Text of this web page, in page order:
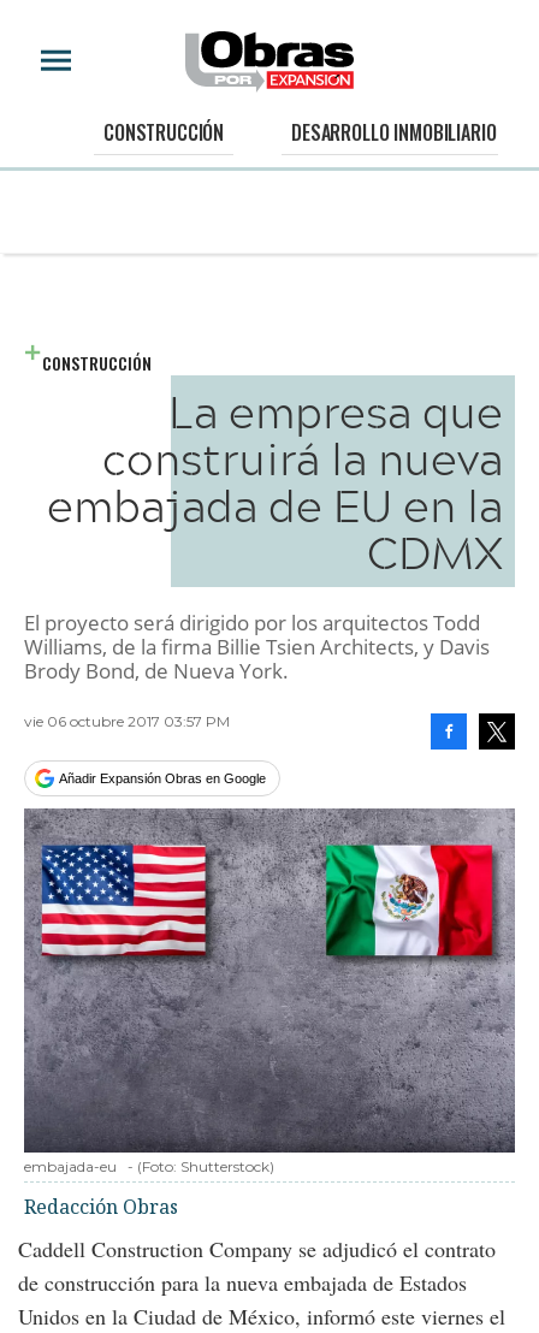
CONSTRUCCIÓN DESARROLLO INMOBILIARIO
CONSTRUCCIÓN
La empresa que
construirá la nueva
embajada de EU en la
CDMX
El proyecto será dirigido por los arquitectos Todd
Williams, de la firma Billie Tsien Architects, y Davis
Brody Bond, de Nueva York.
vie 06 octubre 2017 03:57 PM
Añadir Expansión Obras en Google
embajada-eu - (Foto: Shutterstock)
Redacción Obras
Caddell Construction Company se adjudicó el contrato
de construcción para la nueva embajada de Estados
Unidos en la Ciudad de México, informó este viernes el